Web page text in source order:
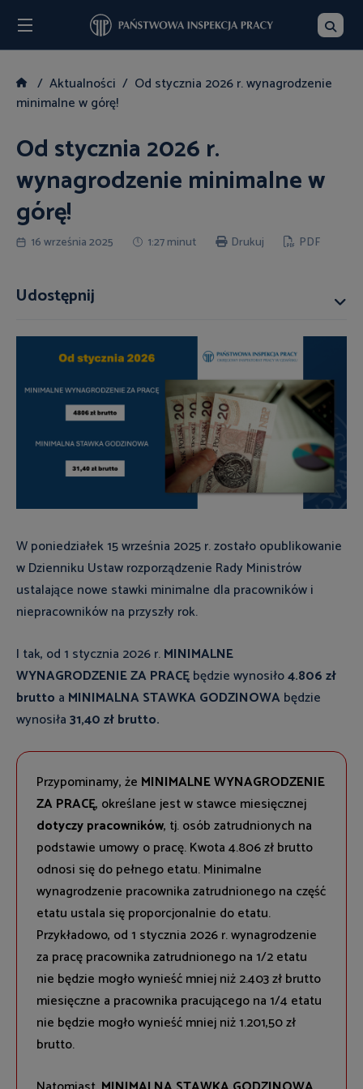
Aktualności
Od stycznia 2026 r. wynagrodzenie
minimalne w górę!
Od stycznia 2026 r.
wynagrodzenie minimalne w
górę!
16 września 2025 1:27 minut Drukuj PDF
W poniedziałek 15 września 2025 r. zostało opublikowanie
w Dzienniku Ustaw rozporządzenie Rady Ministrów
ustalające nowe stawki minimalne dla pracowników i
niepracowników na przyszły rok.
I tak, od 1 stycznia 2026 r.MINIMALNE
WYNAGRODZENIE ZA PRACĘbędzie wynosiło4.806 zł
brutto a MINIMALNA STAWKA GODZINOWA będzie
wynosiła31,40 zł brutto.
Przypominamy, że MINIMALNE WYNAGRODZENIE
ZA PRACĘ, określane jest w stawce miesięcznej
dotyczy pracowników, tj. osób zatrudnionych na
podstawie umowy o pracę. Kwota 4.806 zł brutto
odnosi się do pełnego etatu. Minimalne
wynagrodzenie pracownika zatrudnionego na część
etatu ustala się proporcjonalnie do etatu.
Przykładowo, od 1 stycznia 2026 r. wynagrodzenie
za pracę pracownika zatrudnionego na 1/2 etatu
nie będzie mogło wynieść mniej niż 2.403 zł brutto
miesięczne a pracownika pracującego na 1/4 etatu
nie będzie mogło wynieść mniej niż 1.201,50 zł
brutto.
Udostępnij
Szukaj